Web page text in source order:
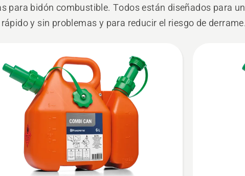
para bidón combustible. Todos están diseñados para un
rápido y sin problemas y para reducir el riesgo de derrame